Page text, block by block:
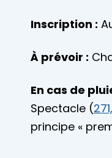
Inscription :
À prévoir :
En cas de
Spectacle (
principe «